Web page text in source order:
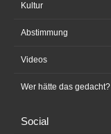
Kultur
Abstimmung
Videos
Wer hätte das gedacht?
Social